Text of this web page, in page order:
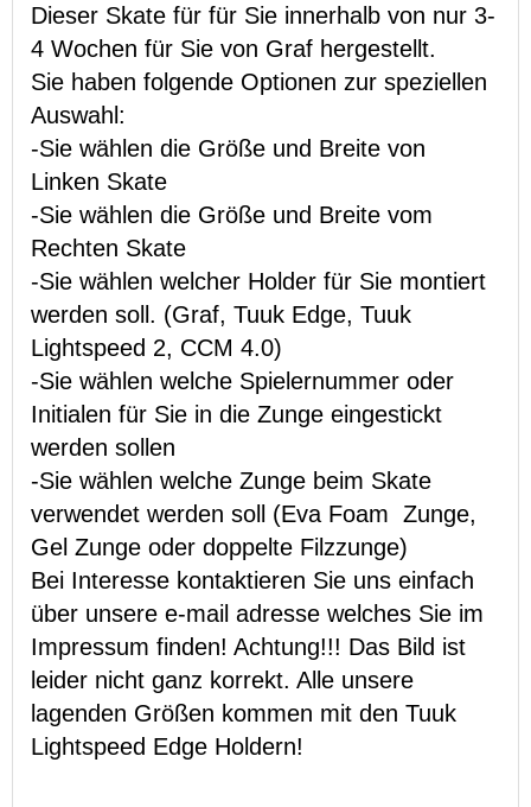
Dieser Skate für für Sie innerhalb von nur 3-
4 Wochen für Sie von Graf hergestellt.
Sie haben folgende Optionen zur speziellen
Auswahl:
-Sie wählen die Größe und Breite von
Linken Skate
-Sie wählen die Größe und Breite vom
Rechten Skate
-Sie wählen welcher Holder für Sie montiert
werden soll. (Graf, Tuuk Edge, Tuuk
Lightspeed 2, CCM 4.0)
-Sie wählen welche Spielernummer oder
Initialen für Sie in die Zunge eingestickt
werden sollen
-Sie wählen welche Zunge beim Skate
verwendet werden soll (Eva Foam Zunge,
Gel Zunge oder doppelte Filzzunge)
Bei Interesse kontaktieren Sie uns einfach
über unsere e-mail adresse welches Sie im
Impressum finden! Achtung!!! Das Bild ist
leider nicht ganz korrekt. Alle unsere
lagenden Größen kommen mit den Tuuk
Lightspeed Edge Holdern!